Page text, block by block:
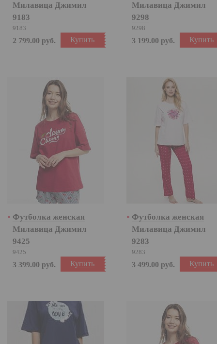
Милавица Джимил
9183
9183
Купить
2 799.00 руб.
Милавица Джимил
9298
9298
Купить
3 199.00 руб.
Футболка женская
Милавица Джимил
9425
9425
Купить
3 399.00 руб.
Футболка женская
Милавица Джимил
9283
9283
Купить
3 499.00 руб.